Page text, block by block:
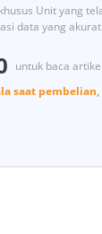
Unit yang
data yang
untuk baca artikel
saat